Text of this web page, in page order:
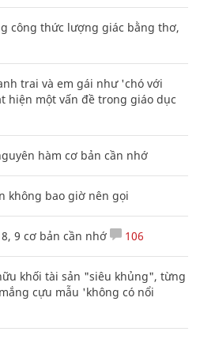
công thức lượng giác bằng thơ,
trai và em gái như 'chó với
hiện một vấn đề trong giáo dục
hàm cơ bản cần nhớ
không bao giờ nên gọi
9 cơ bản cần nhớ 106
khối tài sản "siêu khủng", từng
cựu mẫu 'không có nổi